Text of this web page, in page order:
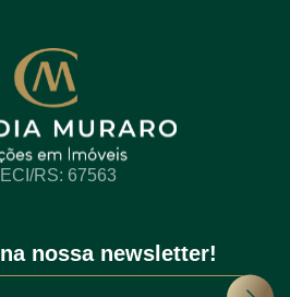
RS: 67563
nossa newsletter!